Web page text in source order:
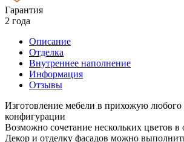
Гарантия
2 года
Описание
Отделка
Внутреннее наполнение
Информация
Отзывы
Изготовление мебели в прихожую любого
конфигурации
Возможно сочетание нескольких цветов в
Декор и отделку фасадов можно